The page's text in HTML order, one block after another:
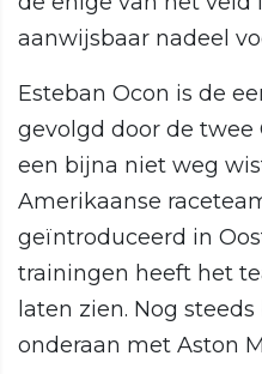
aanwijsbaar nadeel
Esteban Ocon is de
gevolgd door de twee
een bijna niet weg
Amerikaanse
geïntroduceerd in
trainingen heeft het
laten zien. Nog
onderaan met Aston